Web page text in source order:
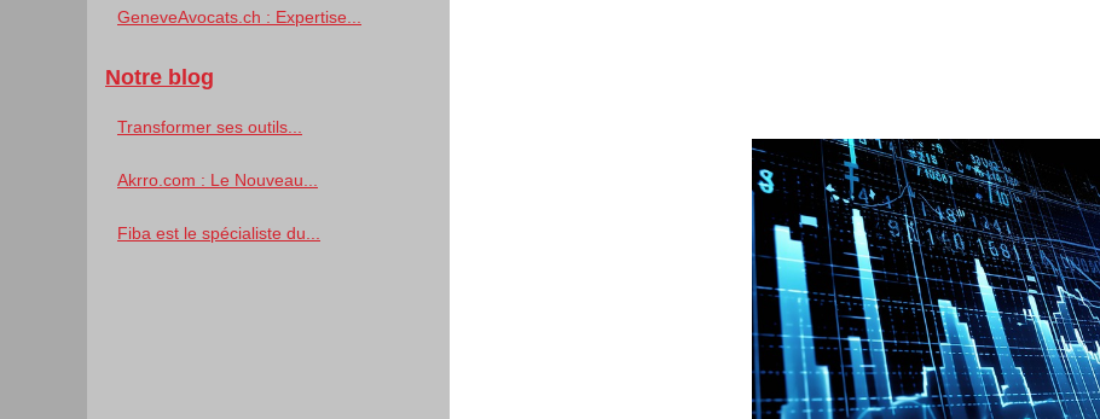
GeneveAvocats.ch : Expertise...
Notre blog
Transformer ses outils...
Akrro.com : Le Nouveau...
Fiba est le spécialiste du...